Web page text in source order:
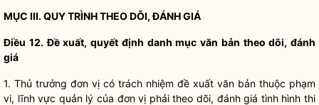
MỤC III. QUY TRÌNH THEO DÕI, ĐÁNH GIÁ
Điều 12. Đề xuất, quyết định danh mục văn bản theo dõi, đánh
giá
1. Thủ trưởng đơn vị có trách nhiệm đề xuất văn bản thuộc phạm
vi, lĩnh vực quản lý của đơn vị phải theo dõi, đánh giá tình hình thi